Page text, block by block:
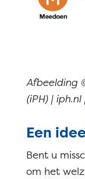
Afbeelding
(iPH) |
Een
Bent u
om het